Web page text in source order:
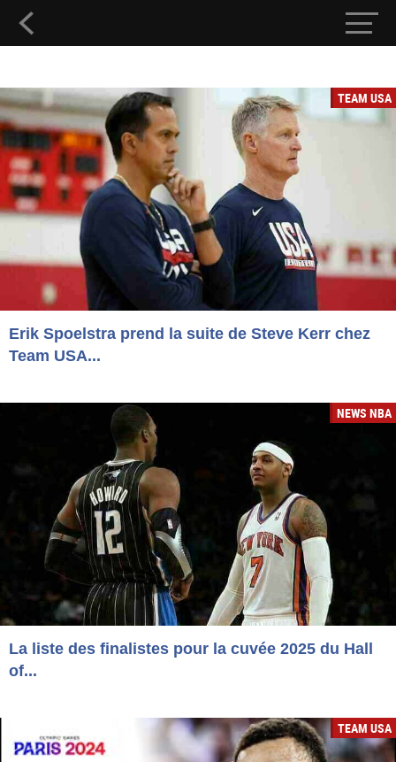
TEAM USA
Erik Spoelstra prend la suite de Steve Kerr chez
Team USA...
NEWS NBA
La liste des finalistes pour la cuvée 2025 du Hall
of...
TEAM USA